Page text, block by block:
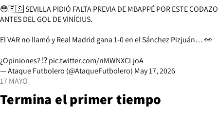
😳🇪🇸 SEVILLA PIDIÓ FALTA PREVIA DE MBAPPÉ POR ESTE CODAZO
ANTES DEL GOL DE VINÍCIUS.
El VAR no llamó y Real Madrid gana 1-0 en el Sánchez Pizjuán… 👀
¿Opiniones? ⁉️pic.twitter.com/nMWNXCLjoA
— Ataque Futbolero (@AtaqueFutbolero) May 17, 2026
17 MAYO
Termina el primer tiempo